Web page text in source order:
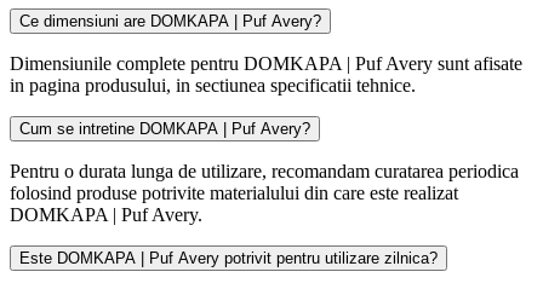
Ce dimensiuni are DOMKAPA | Puf Avery?
Dimensiunile complete pentru DOMKAPA | Puf Avery sunt afisate
in pagina produsului, in sectiunea specificatii tehnice.
Cum se intretine DOMKAPA | Puf Avery?
Pentru o durata lunga de utilizare, recomandam curatarea periodica
folosind produse potrivite materialului din care este realizat
DOMKAPA | Puf Avery.
Este DOMKAPA | Puf Avery potrivit pentru utilizare zilnica?